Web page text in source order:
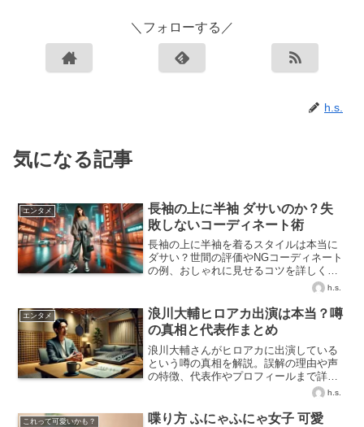
＼フォローする／
h.s.
気になる記事
エンタメ
長袖の上に半袖 ダサいのか？失
敗しないコーディネート術
長袖の上に半袖を着るスタイルは本当に
ダサい？世間の評価やNGコーディネート
の例、おしゃれに見せるコツを詳しく解
説。長袖×半袖の組み合わせを上手に着こ
なすためのポイントを紹介します！
h.s.
エンタメ
浪川大輔ヒロアカ出演は本当？噂
の真相と代表作まとめ
浪川大輔さんがヒロアカに出演している
という噂の真相を解説。誤解の理由や声
の特徴、代表作やプロフィールまで詳し
h.s.
これって可愛いかも？
喋り方 ふにゃふにゃ女子 可愛